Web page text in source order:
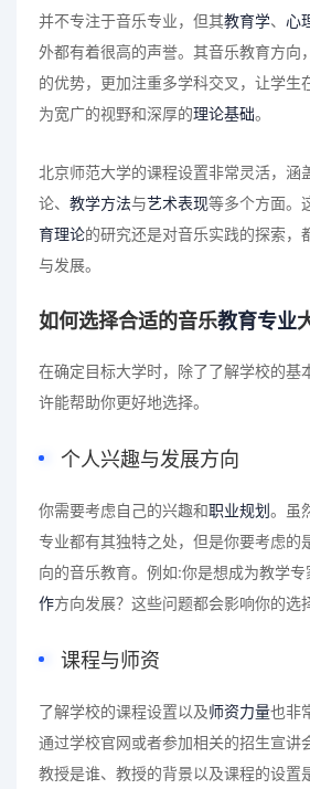
并不专注于音乐专业，但其教育学、 心
外都有着很高的声誉。其音乐教育方向
的优势，更加注重多学科交叉，让学生
为宽广的视野和深厚的理论基础。
北京师范大学的课程设置非常灵活，涵
论、 教学方法与艺术表现等多个方面。
育理论的研究还是对音乐实践的探索，
与发展。
如何选择合适的音乐教育专业
在确定目标大学时，除了了解学校的基
许能帮助你更好地选择。
个人兴趣与发展方向
你需要考虑自己的兴趣和职业规划。虽
专业都有其独特之处，但是你要考虑的
向的音乐教育。例如:你是想成为教学
作方向发展？这些问题都会影响你的选
课程与师资
了解学校的课程设置以及师资力量也非
通过学校官网或者参加相关的招生宣讲
教授是谁、教授的背景以及课程的设置